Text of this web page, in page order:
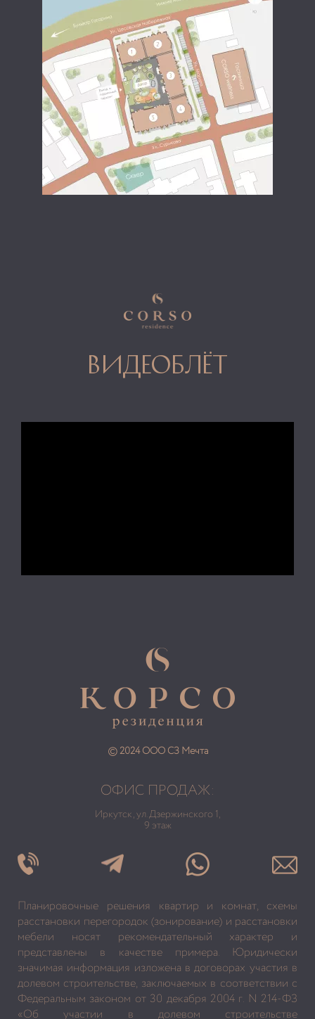
видеоблёт
© 2024 ООО СЗ Мечта
ОФИС ПРОДАЖ:
Иркутск, ул. Дзержинского 1,
9 этаж
Планировочные решения квартир и комнат, схемы
расстановки перегородок (зонирование) и расстановки
мебели носят рекомендательный характер и
представлены в качестве примера. Юридически
значимая информация изложена в договорах участия в
долевом строительстве, заключаемых в соответствии с
Федеральным законом от 30 декабря 2004 г. N 214-ФЗ
«Об участии в долевом строительстве